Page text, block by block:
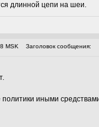
длинной цепи на шеи.
MSK Заголовок сообщения:
политики иными